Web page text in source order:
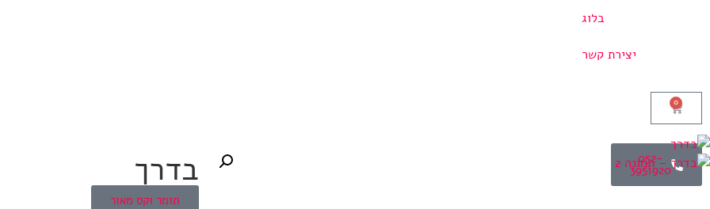
בלוג
יצירת קשר
0
052-
3951920 בדרך
תומר וקס מאור